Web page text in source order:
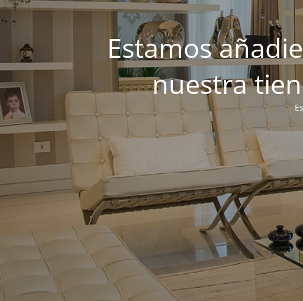
Estamos
nuestra